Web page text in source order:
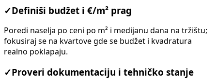
✓ Definiši budžet i €/m² prag
Poredi naselja po ceni po m² i medijanu dana na tržištu;
fokusiraj se na kvartove gde se budžet i kvadratura
realno poklapaju.
✓ Proveri dokumentaciju i tehničko stanje